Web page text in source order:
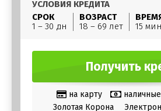
УСЛОВИЯ КРЕДИТА
СРОК
1 – 30 дн
ВОЗРАСТ
18 – 69 лет
15 мин
Получить
на карту наличные
Золотая Корона